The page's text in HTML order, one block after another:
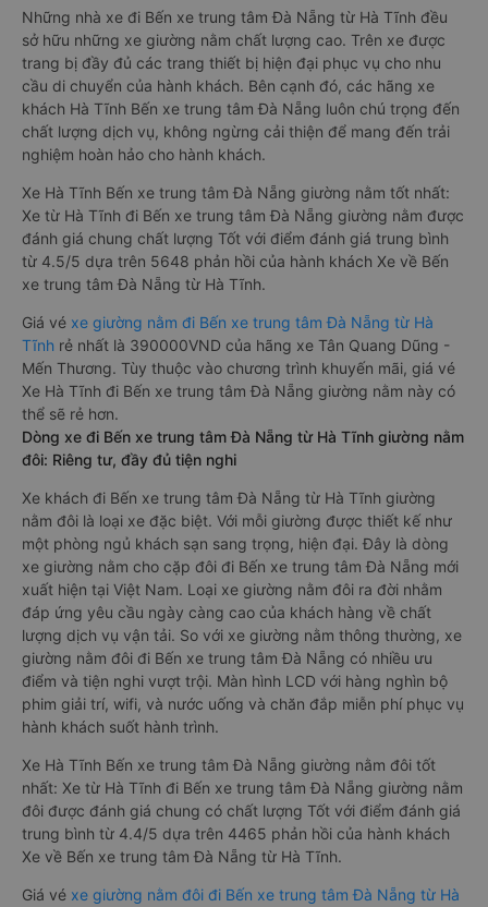
Những nhà xe đi Bến xe trung tâm Đà Nẵng từ Hà Tĩnh đều
sở hữu những xe giường nằm chất lượng cao. Trên xe được
trang bị đầy đủ các trang thiết bị hiện đại phục vụ cho nhu
cầu di chuyển của hành khách. Bên cạnh đó, các hãng xe
khách Hà Tĩnh Bến xe trung tâm Đà Nẵng luôn chú trọng đến
chất lượng dịch vụ, không ngừng cải thiện để mang đến trải
nghiệm hoàn hảo cho hành khách.
Xe Hà Tĩnh Bến xe trung tâm Đà Nẵng giường nằm tốt nhất:
Xe từ Hà Tĩnh đi Bến xe trung tâm Đà Nẵng giường nằm được
đánh giá chung chất lượng Tốt với điểm đánh giá trung bình
từ 4.5/5 dựa trên 5648 phản hồi của hành khách Xe về Bến
xe trung tâm Đà Nẵng từ Hà Tĩnh.
Giá vé xe giường nằm đi Bến xe trung tâm Đà Nẵng từ Hà
Tĩnh rẻ nhất là 390000VND của hãng xe Tân Quang Dũng -
Mến Thương. Tùy thuộc vào chương trình khuyến mãi, giá vé
Xe Hà Tĩnh đi Bến xe trung tâm Đà Nẵng giường nằm này có
thể sẽ rẻ hơn.
Dòng xe đi Bến xe trung tâm Đà Nẵng từ Hà Tĩnh giường nằm
đôi: Riêng tư, đầy đủ tiện nghi
Xe khách đi Bến xe trung tâm Đà Nẵng từ Hà Tĩnh giường
nằm đôi là loại xe đặc biệt. Với mỗi giường được thiết kế như
một phòng ngủ khách sạn sang trọng, hiện đại. Đây là dòng
xe giường nằm cho cặp đôi đi Bến xe trung tâm Đà Nẵng mới
xuất hiện tại Việt Nam. Loại xe giường nằm đôi ra đời nhằm
đáp ứng yêu cầu ngày càng cao của khách hàng về chất
lượng dịch vụ vận tải. So với xe giường nằm thông thường, xe
giường nằm đôi đi Bến xe trung tâm Đà Nẵng có nhiều ưu
điểm và tiện nghi vượt trội. Màn hình LCD với hàng nghìn bộ
phim giải trí, wifi, và nước uống và chăn đắp miễn phí phục vụ
hành khách suốt hành trình.
Xe Hà Tĩnh Bến xe trung tâm Đà Nẵng giường nằm đôi tốt
nhất: Xe từ Hà Tĩnh đi Bến xe trung tâm Đà Nẵng giường nằm
đôi được đánh giá chung có chất lượng Tốt với điểm đánh giá
trung bình từ 4.4/5 dựa trên 4465 phản hồi của hành khách
Xe về Bến xe trung tâm Đà Nẵng từ Hà Tĩnh.
Giá vé xe giường nằm đôi đi Bến xe trung tâm Đà Nẵng từ Hà